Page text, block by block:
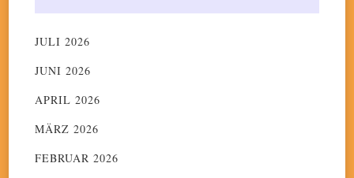
JULI 2026
JUNI 2026
APRIL 2026
MÄRZ 2026
FEBRUAR 2026